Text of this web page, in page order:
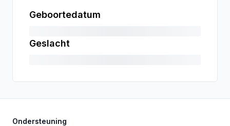
Geboortedatum
Geslacht
Ondersteuning